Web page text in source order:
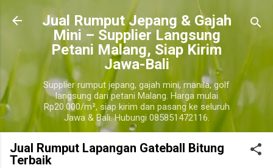
Langsung ke konten utama
​Jual Rumput Jepang & Gajah
Mini – Supplier Langsung
Petani Malang, Siap Kirim
Jawa-Bali
Supplier rumput jepang, gajah mini, manila, golf
langsung dari petani Malang. Harga mulai
Rp20.000/m², siap kirim dan pasang ke seluruh
Jawa & Bali. Hubungi 085851472116.
Jual Rumput Lapangan Gateball Bitung
Terbaik